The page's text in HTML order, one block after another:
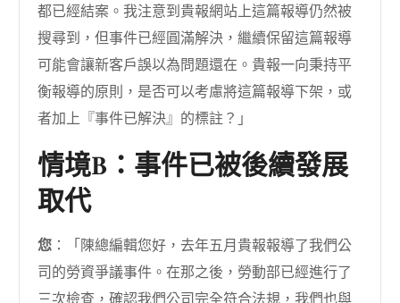
都已經結案。我注意到貴報網站上這篇報導仍然被
搜尋到，但事件已經圓滿解決，繼續保留這篇報導
可能會讓新客戶誤以為問題還在。貴報一向秉持平
衡報導的原則，是否可以考慮將這篇報導下架，或
者加上『事件已解決』的標註？」
情境B：事件已被後續發展
取代
您 ：「陳總編輯您好，去年五月貴報報導了我們公
司的勞資爭議事件。在那之後，勞動部已經進行了
三次檢查，確認我們公司完全符合法規，我們也與